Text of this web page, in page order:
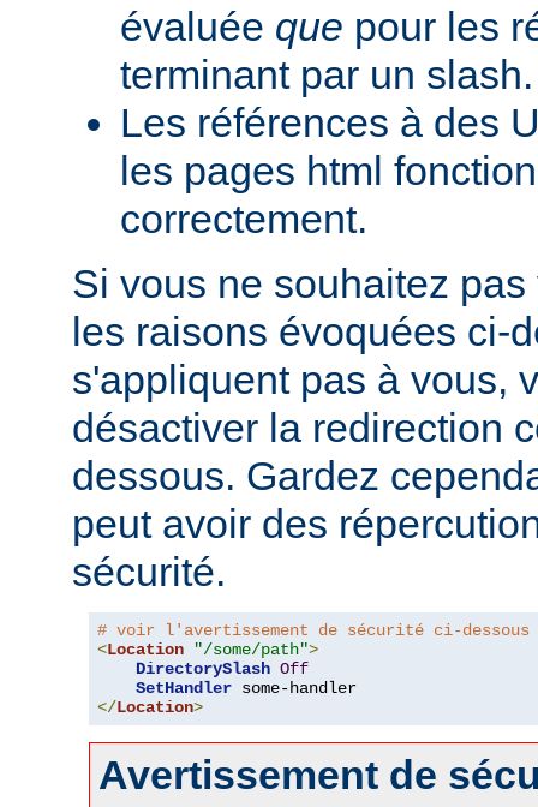
évaluée que pour les
terminant par un slash.
Les références à des
les pages html
correctement.
Si vous ne souhaitez
les raisons évoquées ci-
s'appliquent pas à vous,
désactiver la redirection
dessous. Gardez
peut avoir des
sécurité.
# voir l'avertissement de sécurité ci-
<Location "/some/path">
DirectorySlash Off
SetHandler
</Location>
Avertissement de